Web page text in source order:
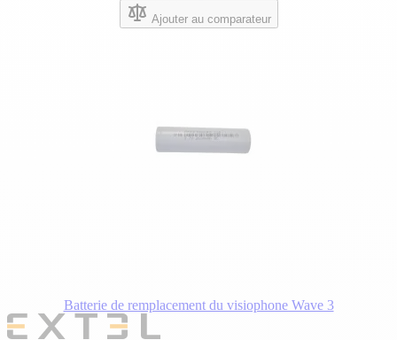
Ajouter au comparateur
Batterie de remplacement du visiophone Wave 3